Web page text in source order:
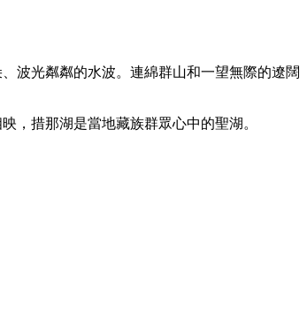
波光粼粼的水波。連綿群山和一望無際的遼闊
，措那湖是當地藏族群眾心中的聖湖。